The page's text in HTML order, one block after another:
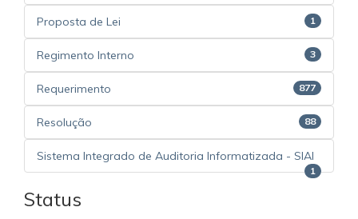
Proposta de Lei 1
Regimento Interno 3
Requerimento 877
Resolução 88
Sistema Integrado de Auditoria Informatizada - SIAI
1
Status